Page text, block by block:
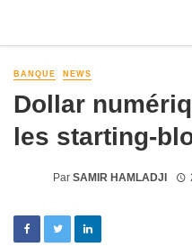
BANQUE NEWS
Dollar
les starting-
Par SAMIR HAMLADJI